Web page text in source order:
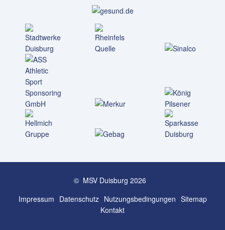
© MSV Duisburg 2026
Impressum Datenschutz Nutzungs­bedingungen Sitemap
Kontakt